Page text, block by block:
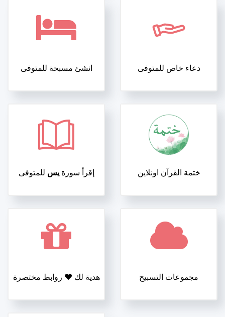
انشئ مسبحة للمتوفى دعاء خاص للمتوفى
إقرأ سورةيس للمتوفى ختمة القرآن اونلاين
هدية لك ❤️ روابط مختصرة مجموعات التسبيح